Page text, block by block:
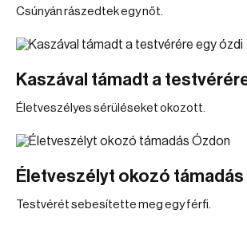
Csúnyán rászedtek egy nőt.
Kaszával támadt a
Életveszélyes sérüléseket okozott.
Életveszélyt okozó támadás
Testvérét sebesítette meg egy férfi.